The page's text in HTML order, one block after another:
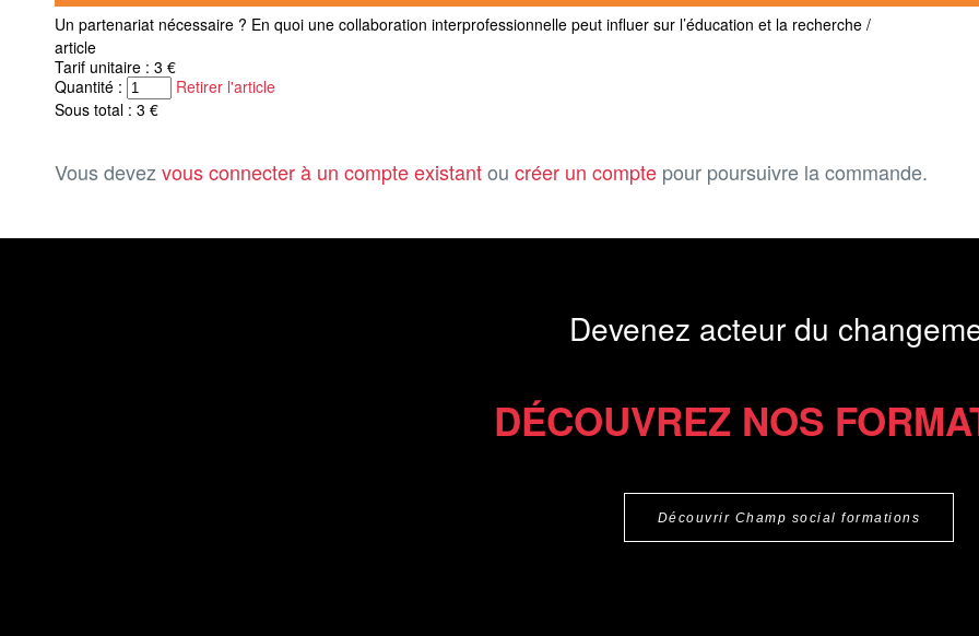
Un partenariat nécessaire ? En quoi une collaboration interprofessionnelle peut influer sur l’éducation et la recherche /
article
Tarif unitaire : 3 €
Quantité :
Retirer l'article
Sous total : 3 €
Vous devezvous connecter à un compte existantou créer un compte pour poursuivre la commande.
Devenez acteur du
DÉCOUVREZ NOS
Découvrir Champ social formations